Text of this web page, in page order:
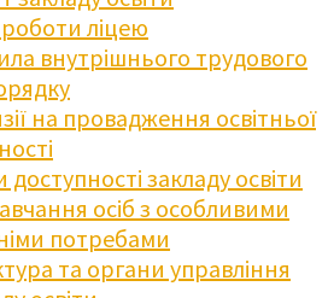
ліцею
внутрішнього трудового
на провадження освітньої
доступності закладу освіти
осіб з особливими
потребами
та органи управління